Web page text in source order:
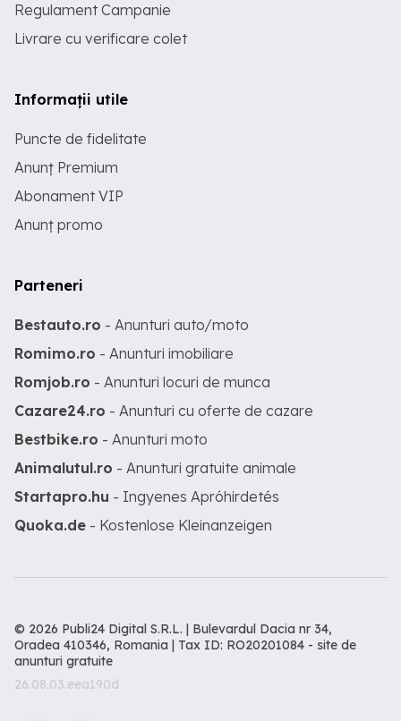
Regulament Campanie
Livrare cu verificare colet
Informații utile
Puncte de fidelitate
Anunț Premium
Abonament VIP
Anunț promo
Parteneri
Bestauto.ro - Anunturi auto/moto
Romimo.ro - Anunturi imobiliare
Romjob.ro - Anunturi locuri de munca
Cazare24.ro - Anunturi cu oferte de cazare
Bestbike.ro - Anunturi moto
Animalutul.ro - Anunturi gratuite animale
Startapro.hu - Ingyenes Apróhirdetés
Quoka.de - Kostenlose Kleinanzeigen
© 2026 Publi24 Digital S.R.L. | Bulevardul Dacia nr 34,
Oradea 410346, Romania | Tax ID: RO20201084 - site de
anunturi gratuite
26.08.03.eea190d